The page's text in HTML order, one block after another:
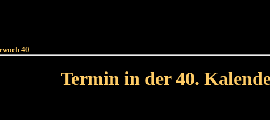
40
Termin in der 40.